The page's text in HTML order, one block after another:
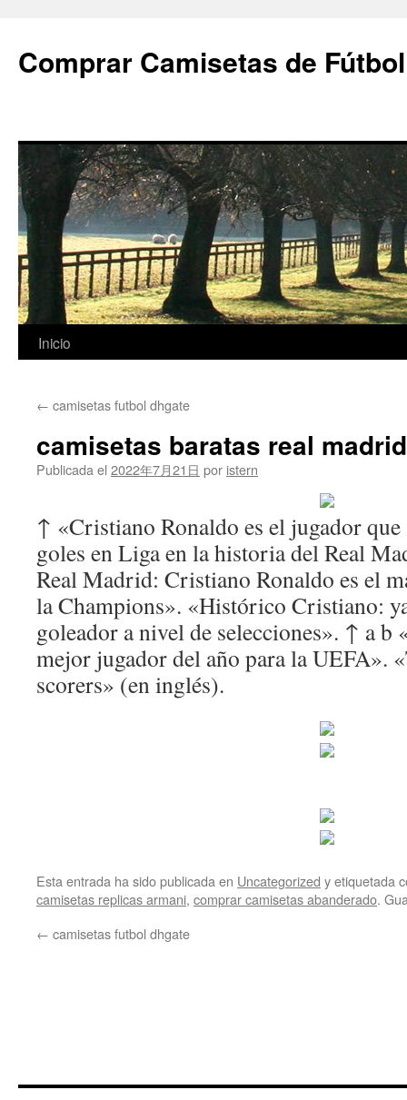
Comprar Camisetas de
Saltar
contenido
Inicio
← camisetas futbol dhgate
camisetas baratas real
Publicada el 2022年7月21日 por istern
↑ «Cristiano Ronaldo es el jugador que
goles en Liga en la historia del Real
Real Madrid: Cristiano Ronaldo es el
la Champions». «Histórico Cristiano:
goleador a nivel de selecciones». ↑ a b
mejor jugador del año para la UEFA».
scorers» (en inglés).
Esta entrada ha sido publicada en Uncategorized y etiquetada
camisetas replicas armani, comprar camisetas abanderado.
← camisetas futbol dhgate